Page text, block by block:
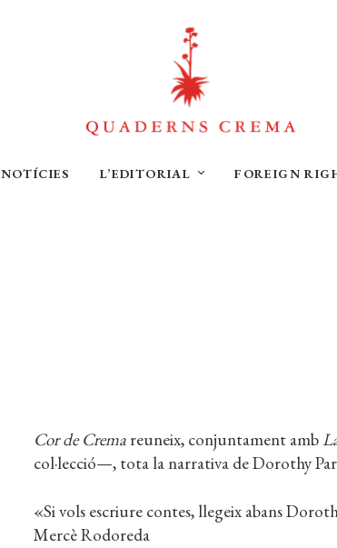
NOTÍCIES L’EDITORIAL FOREIGN
Cor de Crema reuneix, conjuntament amb
col·lecció—, tota la narrativa de Dorothy
«Si vols escriure contes, llegeix abans
Mercè Rodoreda